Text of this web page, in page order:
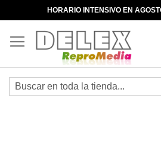
HORARIO INTENSIVO EN